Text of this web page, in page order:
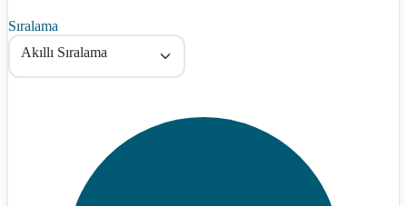
Sıralama
Akıllı Sıralama